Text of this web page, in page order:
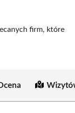
firm, które